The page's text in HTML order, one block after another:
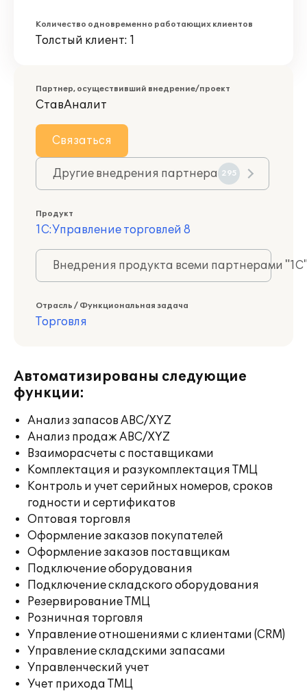
Количество одновременно работающих клиентов
Толстый клиент: 1
Партнер, осуществивший внедрение/проект
СтавАналит
Связаться
Другие внедрения партнера 295
Продукт
1С:Управление торговлей 8
Внедрения продукта всеми партнерами
Отрасль / Функциональная задача
Торговля
Автоматизированы следующие
функции:
Анализ запасов ABC/XYZ
Анализ продаж ABC/XYZ
Взаиморасчеты с поставщиками
Комплектация и разукомплектация ТМЦ
Контроль и учет серийных номеров, сроков
годности и сертификатов
Оптовая торговля
Оформление заказов покупателей
Оформление заказов поставщикам
Подключение оборудования
Подключение складского оборудования
Резервирование ТМЦ
Розничная торговля
Управление отношениями с клиентами (CRM)
Управление складскими запасами
Управленческий учет
Учет прихода ТМЦ